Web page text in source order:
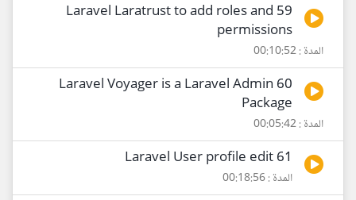
59 Laravel Laratrust to add roles and
permissions
المدة : 00:10:52
60 Laravel Voyager is a Laravel Admin
Package
المدة : 00:05:42
61 Laravel User profile edit
المدة : 00:18:56